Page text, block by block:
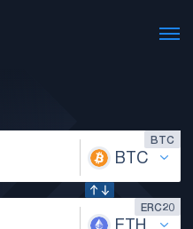
BTC
BTC
ETH
ERC20